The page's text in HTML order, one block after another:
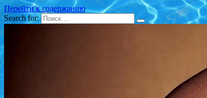
Перейти к содержанию
Search for: